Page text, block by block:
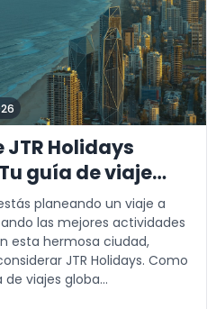
JTR Holidays
guía de viaje
planeando un viaje a
las mejores actividades
esta hermosa ciudad,
JTR Holidays. Como
viajes globa...